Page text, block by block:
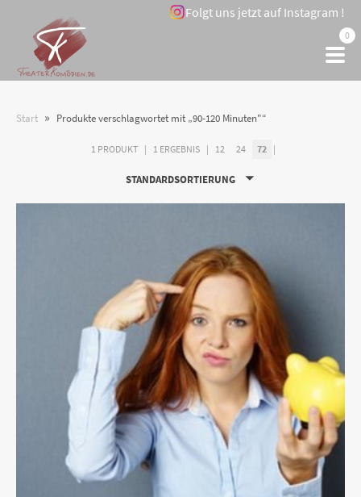
Folgt uns jetzt auf Instagram !
0
Start » Produkte verschlagwortet mit „90-120 Minuten"“
1 PRODUKT 1 ERGEBNIS 12 24 72
STANDARDSORTIERUNG